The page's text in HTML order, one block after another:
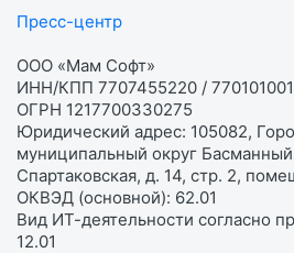
Пресс-центр
ООО «Мам Софт»
ИНН/КПП 7707455220 / 770101001
ОГРН 1217700330275
Юридический адрес: 105082,
муниципальный округ
Спартаковская, д. 14, стр. 2,
ОКВЭД (основной): 62.01
Вид ИТ-деятельности согласно
12.01